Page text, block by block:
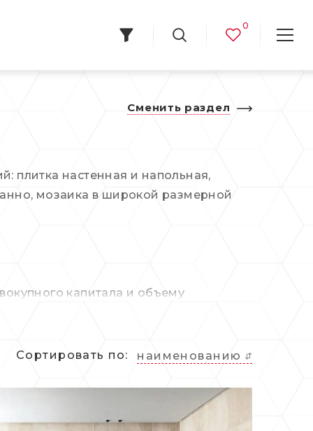
0
Сменить раздел
плитка настенная и напольная,
мозаика в широкой размерной
капитала и объему
отрасли.
самыми талантливыми и известными
Сортировать по: наименованию